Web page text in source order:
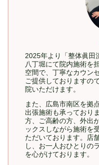
2025年より「整体眞田
八丁堀にて院内施術を
空間で、丁寧なカウン
ご提供しておりますの
院いただけます。
また、広島市南区を拠
出張施術も承っており
方、ご高齢の方、外出
ックスしながら施術を
ただいております。店
し、お一人おひとりの
を心がけております。